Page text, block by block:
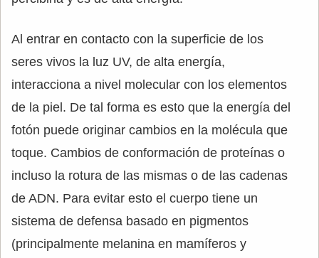
Al entrar en contacto con la superficie de los
seres vivos la luz UV, de alta energía,
interacciona a nivel molecular con los elementos
de la piel. De tal forma es esto que la energía del
fotón puede originar cambios en la molécula que
toque. Cambios de conformación de proteínas o
incluso la rotura de las mismas o de las cadenas
de ADN. Para evitar esto el cuerpo tiene un
sistema de defensa basado en pigmentos
(principalmente melanina en mamíferos y